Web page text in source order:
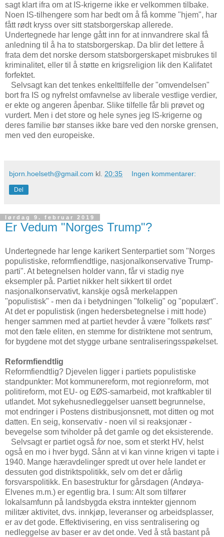
sagt klart ifra om at IS-krigerne ikke er velkommen tilbake.
Noen IS-tilhengere som har bedt om å få komme "hjem", har
fått rødt kryss over sitt statsborgerskap allerede.
Undertegnede har lenge gått inn for at innvandrere skal få
anledning til å ha to statsborgerskap. Da blir det lettere å
frata dem det norske dersom statsborgerskapet misbrukes til
kriminalitet, eller til å støtte en krigsreligion lik den Kalifatet
forfektet.
Selvsagt kan det tenkes enkelttilfelle der "omvendelsen"
bort fra IS og nyfrelst omfavnelse av liberale vestlige verdier,
er ekte og angeren åpenbar. Slike tilfelle får bli prøvet og
vurdert. Men i det store og hele synes jeg IS-krigerne og
deres familie bør stanses ikke bare ved den norske grensen,
men ved den europeiske.
bjorn.hoelseth@gmail.com kl. 20:35 Ingen kommentarer:
Del
lørdag 9. februar 2019
Er Vedum "Norges Trump"?
Undertegnede har lenge karikert Senterpartiet som "Norges
populistiske, reformfiendtlige, nasjonalkonservative Trump-
parti". At betegnelsen holder vann, får vi stadig nye
eksempler på. Partiet nikker helt sikkert til ordet
nasjonalkonservativt, kanskje også merkelappen
"populistisk" - men da i betydningen "folkelig" og "populært".
At det er populistisk (ingen hedersbetegnelse i mitt hode)
henger sammen med at partiet hevder å være "folkets røst"
mot den fæle eliten, en stemme for distriktene mot sentrum,
for bygdene mot det stygge urbane sentraliseringsspøkelset.
Reformfiendtlig
Reformfiendtlig? Djevelen ligger i partiets populistiske
standpunkter: Mot kommunereform, mot regionreform, mot
politireform, mot EU- og EØS-samarbeid, mot kraftkabler til
utlandet. Mot sykehusnedleggelser uansett begrunnelse,
mot endringer i Postens distribusjonsnett, mot ditten og mot
datten. En seig, konservativ - noen vil si reaksjonær -
bevegelse som tviholder på det gamle og det eksisterende.
Selvsagt er partiet også for noe, som et sterkt HV, helst
også en mo i hver bygd. Sånn at vi kan vinne krigen vi tapte i
1940. Mange hæravdelinger spredt ut over hele landet er
dessuten god distriktspolitikk, selv om det er dårlig
forsvarspolitikk. En basestruktur for gårsdagen (Andøya-
Elvenes m.m.) er egentlig bra. I sum: Alt som tilfører
lokalsamfunn på landsbygda ekstra inntekter gjennom
militær aktivitet, dvs. innkjøp, leveranser og arbeidsplasser,
er av det gode. Effektivisering, en viss sentralisering og
nedleggelse av baser er av det onde. Ved å stå bastant på